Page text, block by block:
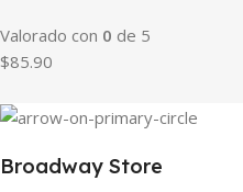
Valorado con 0 de 5
$85.90
Broadway Store